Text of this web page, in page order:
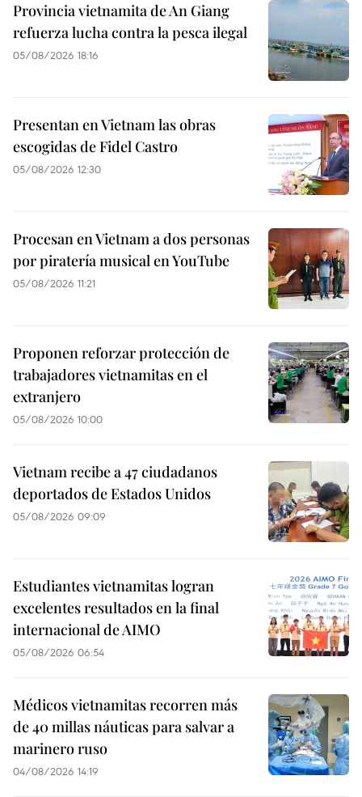
Provincia vietnamita de An Giang
refuerza lucha contra la pesca ilegal
05/08/2026 18:16
Presentan en Vietnam las obras
escogidas de Fidel Castro
05/08/2026 12:30
Procesan en Vietnam a dos personas
por piratería musical en YouTube
05/08/2026 11:21
Proponen reforzar protección de
trabajadores vietnamitas en el
extranjero
05/08/2026 10:00
Vietnam recibe a 47 ciudadanos
deportados de Estados Unidos
05/08/2026 09:09
Estudiantes vietnamitas logran
excelentes resultados en la final
internacional de AIMO
05/08/2026 06:54
Médicos vietnamitas recorren más
de 40 millas náuticas para salvar a
marinero ruso
04/08/2026 14:19